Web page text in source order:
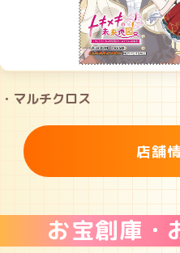
・マルチクロス
店舗
お宝創庫・